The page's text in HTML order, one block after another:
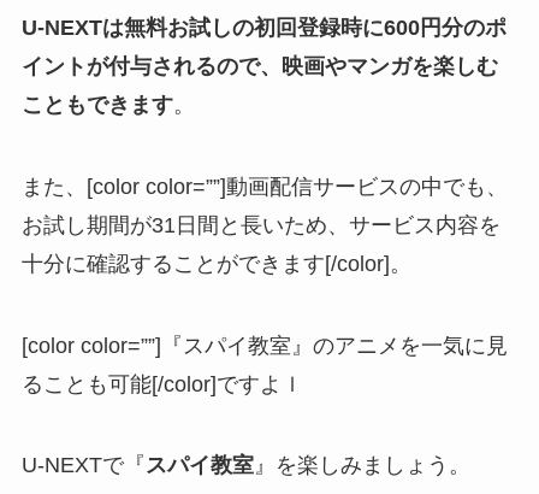
U-NEXTは無料お試しの初回登録時に600円分のポ
イントが付与されるので、映画やマンガを楽しむ
こともできます。
また、[color color=””]動画配信サービスの中でも、
お試し期間が31日間と長いため、サービス内容を
十分に確認することができます[/color]。
[color color=””]『スパイ教室』のアニメを一気に見
ることも可能[/color]ですよｌ
U-NEXTで『スパイ教室』を楽しみましょう。